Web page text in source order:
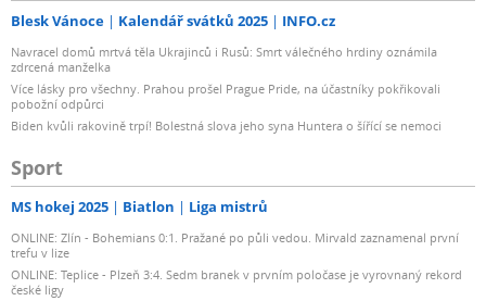
Blesk Vánoce Kalendář svátků 2025 INFO.cz
Navracel domů mrtvá těla Ukrajinců i Rusů: Smrt válečného hrdiny oznámila
zdrcená manželka
Více lásky pro všechny. Prahou prošel Prague Pride, na účastníky pokřikovali
pobožní odpůrci
Biden kvůli rakovině trpí! Bolestná slova jeho syna Huntera o šířící se nemoci
Sport
MS hokej 2025 Biatlon Liga mistrů
ONLINE: Zlín - Bohemians 0:1. Pražané po půli vedou. Mirvald zaznamenal první
trefu v lize
ONLINE: Teplice - Plzeň 3:4. Sedm branek v prvním poločase je vyrovnaný rekord
české ligy